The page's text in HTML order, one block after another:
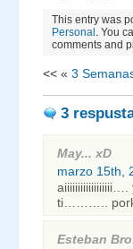
This entry was
Personal . You
comments and
<< « 3
3
May... xD
marzo 15th,
aiiiiiiiiiiiiiiiiii….
ti………..
Esteban